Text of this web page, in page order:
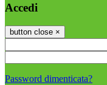
Accedi
button close ×
Password dimenticata?